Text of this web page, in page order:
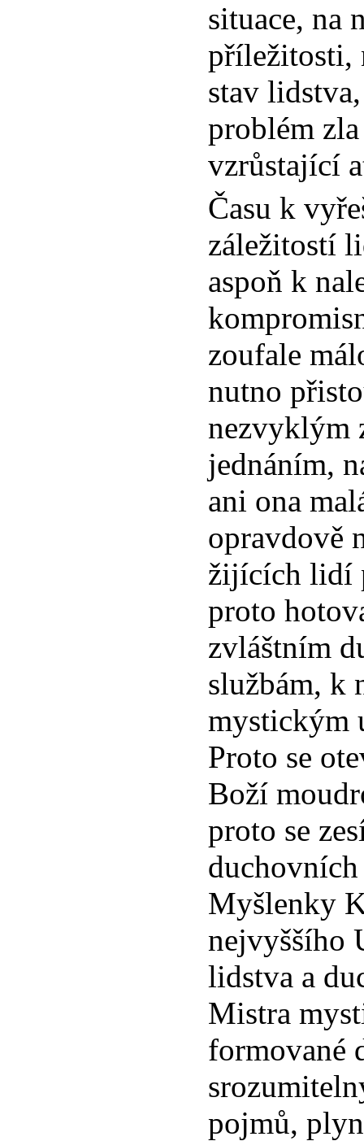
situace, na
příležitosti,
stav
problém zla
vzrůstající
Času k
záležitostí
aspoň k
zoufale
nutno
nezvyklým
jednáním,
ani ona
opravdově
žijících lidí
proto
zvláštním
službám, k
mystickým
Proto se
Boží
proto se
Myšlenky
nejvyššího
lidstva a
Mistra
formované
pojmů,